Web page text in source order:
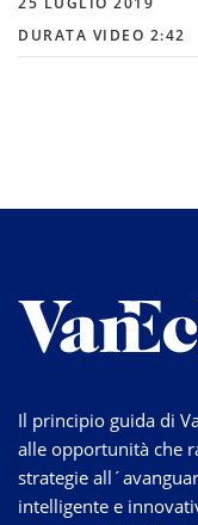
DURATA VIDEO 2:42
Il principio guida di
alle opportunità che
strategie
intelligente e